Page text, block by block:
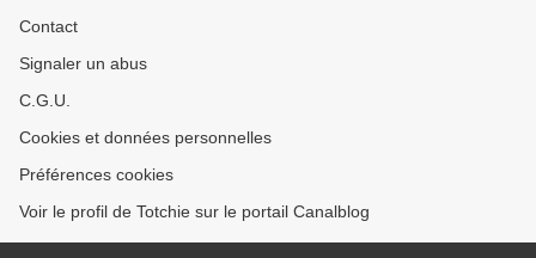
Contact
Signaler un abus
C.G.U.
Cookies et données personnelles
Préférences cookies
Voir le profil de Totchie sur le portail Canalblog